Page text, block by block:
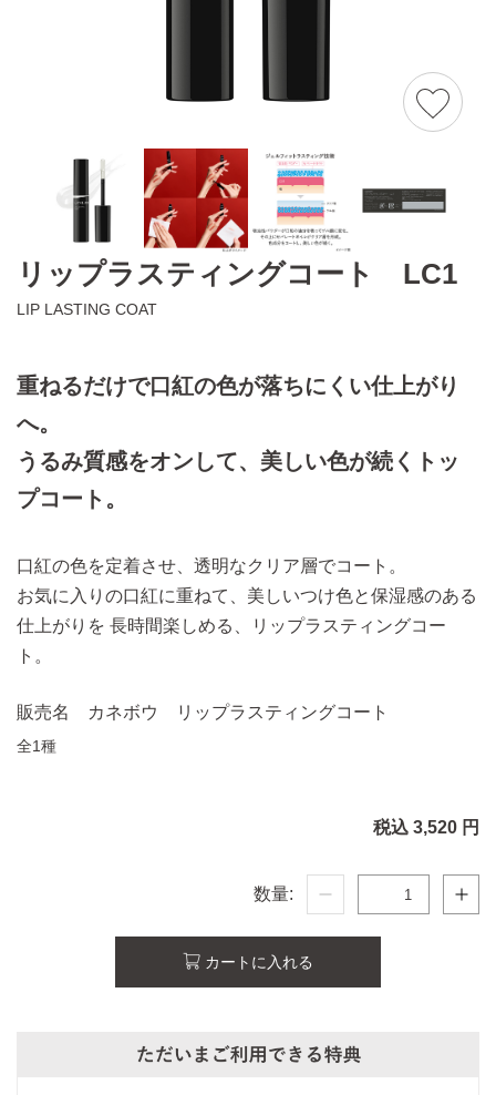
リップラスティングコート LC1
LIP LASTING COAT
重ねるだけで口紅の色が落ちにくい仕上がり
へ。
うるみ質感をオンして、美しい色が続くトッ
プコート。
口紅の色を定着させ、透明なクリア層でコート。
お気に入りの口紅に重ねて、美しいつけ色と保湿感のある
仕上がりを 長時間楽しめる、リップラスティングコー
ト。
販売名 カネボウ リップラスティングコート
全1種
税込 3,520 円
数量:
カートに入れる